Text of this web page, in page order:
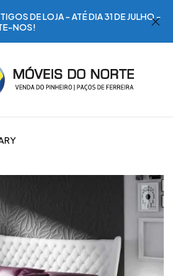
DE LOJA - ATÉ DIA 31 DE JULHO -
NOS!